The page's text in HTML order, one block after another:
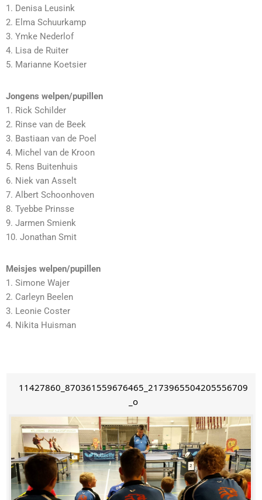
1. Denisa Leusink
2. Elma Schuurkamp
3. Ymke Nederlof
4. Lisa de Ruiter
5. Marianne Koetsier
Jongens welpen/pupillen
1. Rick Schilder
2. Rinse van de Beek
3. Bastiaan van de Poel
4. Michel van de Kroon
5. Rens Buitenhuis
6. Niek van Asselt
7. Albert Schoonhoven
8. Tyebbe Prinsse
9. Jarmen Smienk
10. Jonathan Smit
Meisjes welpen/pupillen
1. Simone Wajer
2. Carleyn Beelen
3. Leonie Coster
4. Nikita Huisman
11427860_870361559676465_2173965504205556709
_o